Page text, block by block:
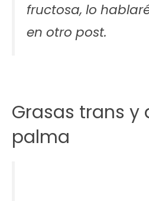
fructosa, lo
en otro post.
Grasas trans y
palma